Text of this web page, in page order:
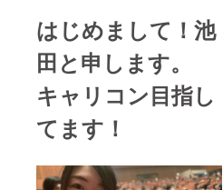
はじめまして！池
田と申します。
キャリコン目指し
てます！